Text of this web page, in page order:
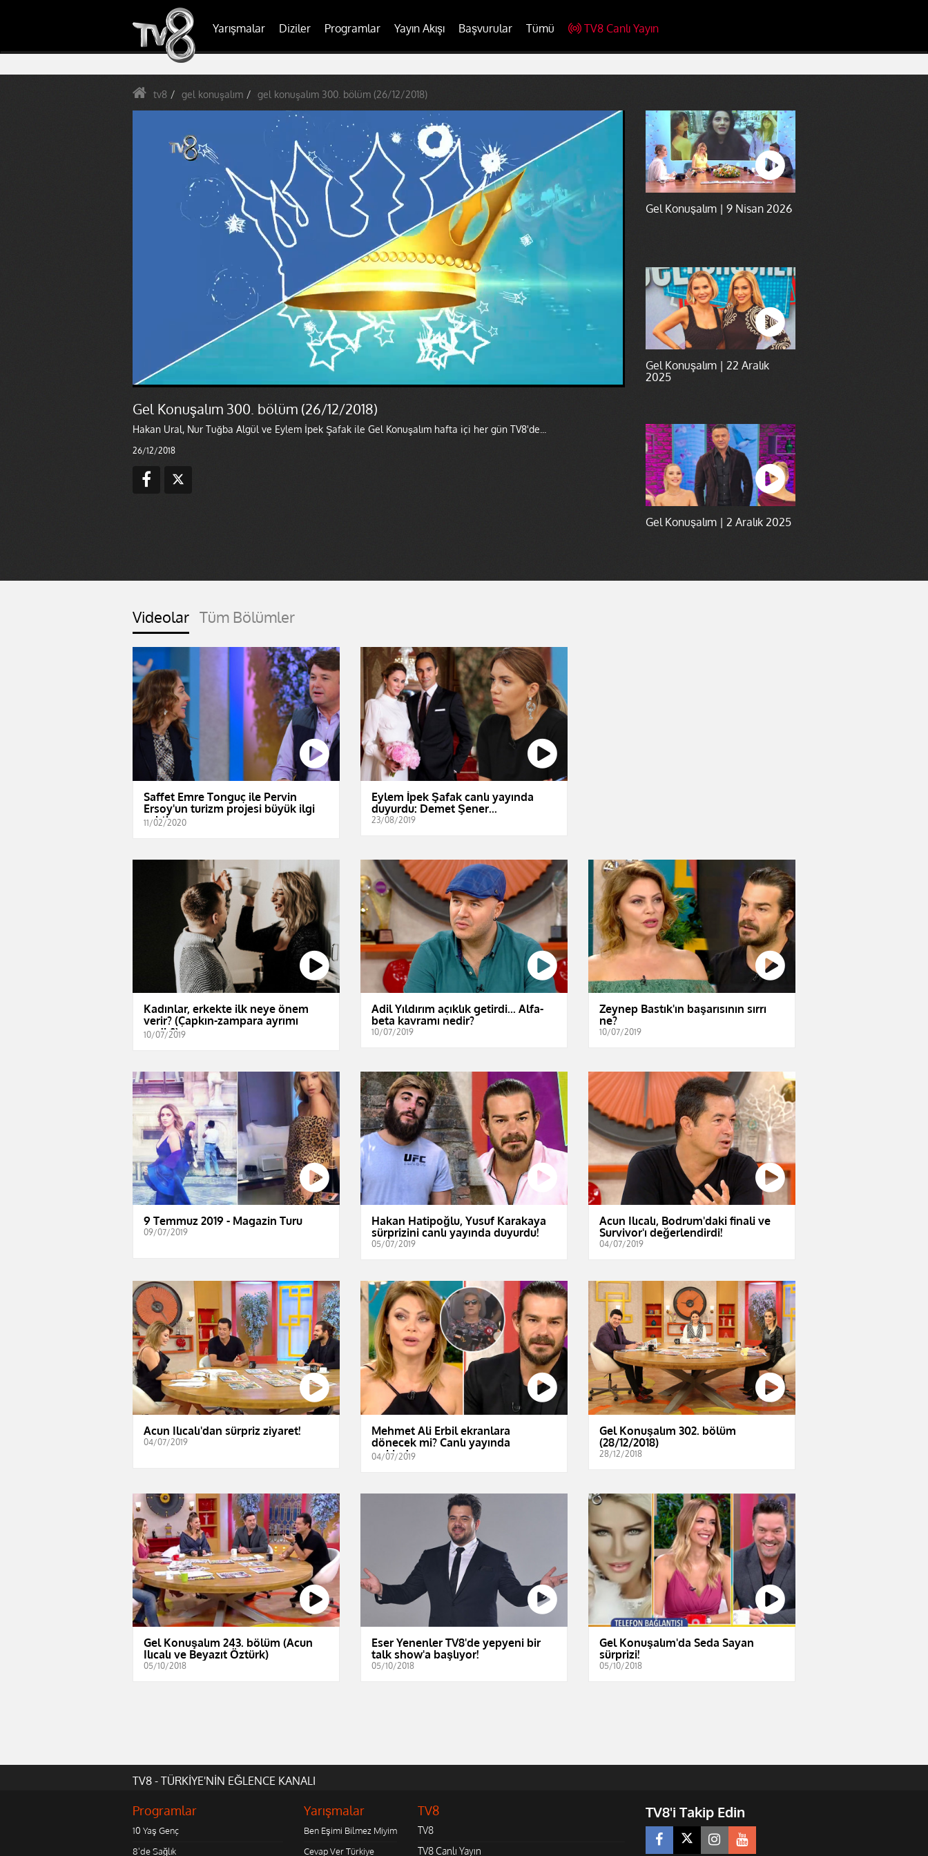
Yarışmalar Diziler Programlar Yayın Akışı Başvurular Tümü TV8 Canlı Yayın
tv8 gel konuşalım gel konuşalım 300. bölüm (26/12/2018)
Gel Konuşalım 300. bölüm (26/12/2018)
Hakan Ural, Nur Tuğba Algül ve Eylem İpek Şafak ile Gel Konuşalım hafta içi her gün TV8'de...
26/12/2018
Gel Konuşalım | 9 Nisan 2026
Gel Konuşalım | 22 Aralık
2025
Gel Konuşalım | 2 Aralık 2025
Videolar Tüm Bölümler
Saffet Emre Tonguç ile Pervin
Ersoy'un turizm projesi büyük ilgi
çekti
11/02/2020
Eylem İpek Şafak canlı yayında
duyurdu: Demet Şener...
23/08/2019
Kadınlar, erkekte ilk neye önem
verir? (Çapkın-zampara ayrımı
nedir?)
10/07/2019
Adil Yıldırım açıklık getirdi... Alfa-
beta kavramı nedir?
10/07/2019
Zeynep Bastık'ın başarısının sırrı
ne?
10/07/2019
9 Temmuz 2019 - Magazin Turu
09/07/2019
Hakan Hatipoğlu, Yusuf Karakaya
sürprizini canlı yayında duyurdu!
05/07/2019
Acun Ilıcalı, Bodrum'daki finali ve
Survivor'ı değerlendirdi!
04/07/2019
Acun Ilıcalı'dan sürpriz ziyaret!
04/07/2019
Mehmet Ali Erbil ekranlara
dönecek mi? Canlı yayında
açıkladı...
04/07/2019
Gel Konuşalım 302. bölüm
(28/12/2018)
28/12/2018
Gel Konuşalım 243. bölüm (Acun
Ilıcalı ve Beyazıt Öztürk)
05/10/2018
Eser Yenenler TV8'de yepyeni bir
talk show'a başlıyor!
05/10/2018
Gel Konuşalım'da Seda Sayan
sürprizi!
05/10/2018
TV8 - TÜRKİYE'NİN EĞLENCE KANALI
Programlar
10 Yaş Genç
8'de Sağlık
Yarışmalar
Ben Eşimi Bilmez Miyim
Cevap Ver Türkiye
TV8
TV8
TV8 Canlı Yayın
TV8'i Takip Edin